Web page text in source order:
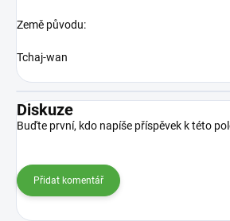
Země původu:
Tchaj-wan
Diskuze
Buďte první, kdo napíše příspěvek k této
Přidat komentář